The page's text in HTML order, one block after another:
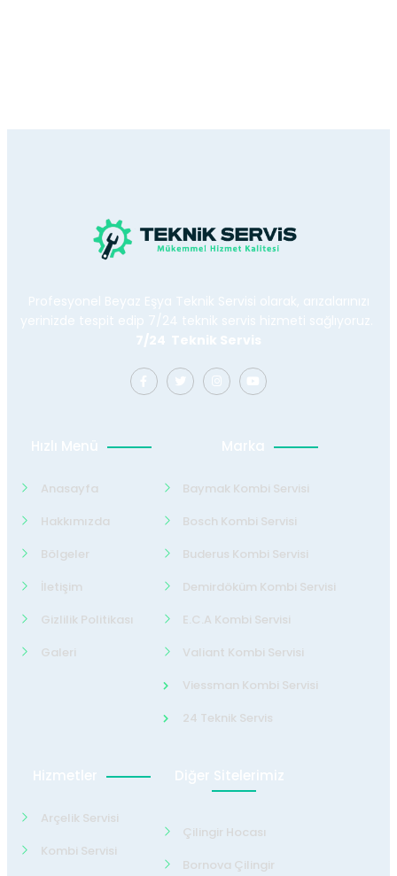
Profesyonel Beyaz Eşya Teknik Servisi olarak, arızalarınızı
yerinizde tespit edip 7/24 teknik servis hizmeti sağlıyoruz.
7/24 Teknik Servis
Hızlı Menü
Anasayfa
Hakkımızda
Bölgeler
İletişim
Gizlilik Politikası
Galeri
Marka
Baymak Kombi Servisi
Bosch Kombi Servisi
Buderus Kombi Servisi
Demirdöküm Kombi Servisi
E.C.A Kombi Servisi
Valiant Kombi Servisi
Viessman Kombi Servisi
24 Teknik Servis
Hizmetler
Arçelik Servisi
Kombi Servisi
Diğer Sitelerimiz
Çilingir Hocası
Bornova Çilingir